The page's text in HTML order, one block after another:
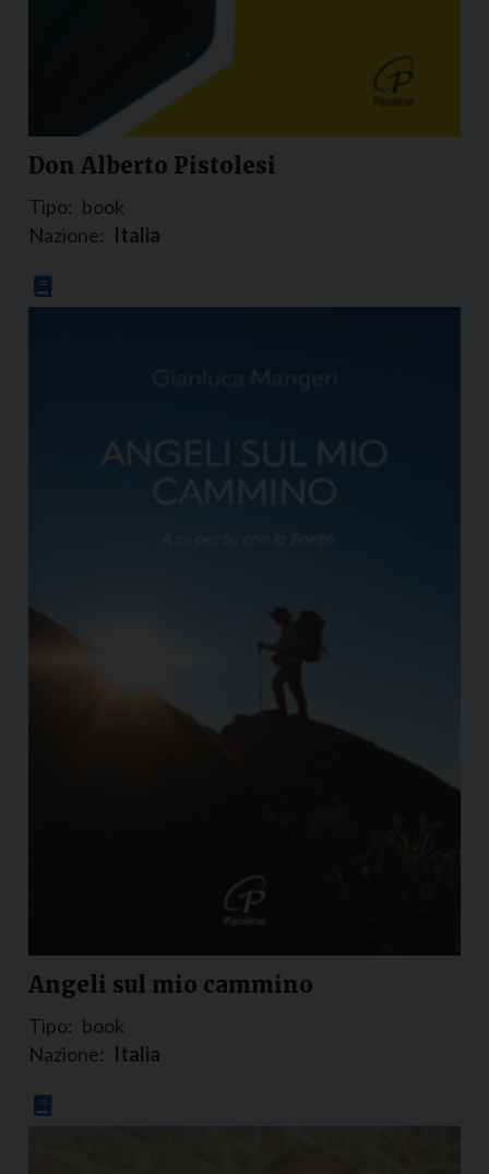
Don Alberto Pistolesi
Tipo: book
Nazione: Italia
Angeli sul mio cammino
Tipo: book
Nazione: Italia